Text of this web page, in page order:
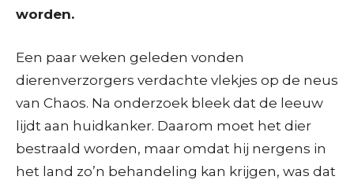
worden.
Een paar weken geleden vonden
dierenverzorgers verdachte vlekjes op de neus
van Chaos. Na onderzoek bleek dat de leeuw
lijdt aan huidkanker. Daarom moet het dier
bestraald worden, maar omdat hij nergens in
het land zo’n behandeling kan krijgen, was dat